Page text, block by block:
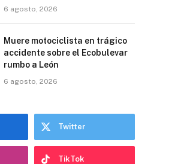
6 agosto, 2026
Muere motociclista en trágico
accidente sobre el Ecobulevar
rumbo a León
6 agosto, 2026
Twitter
TikTok